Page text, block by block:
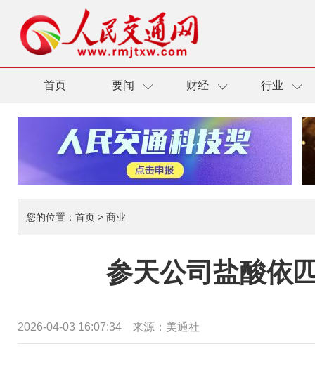
首页 要闻 财经 行业
您的位置： 首页 > 商业
参天公司盐酸依
2026-04-03 16:07:34 来源：美通社